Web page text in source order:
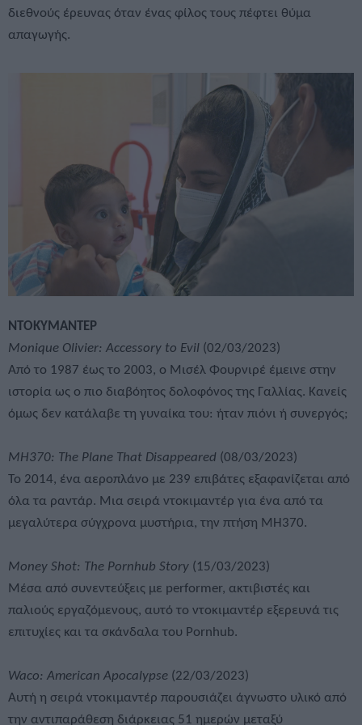
διεθνούς έρευνας όταν ένας φίλος τους πέφτει θύμα
απαγωγής.
ΝΤΟΚΥΜΑΝΤΕΡ
Monique Olivier: Accessory to Evil (02/03/2023)
Από το 1987 έως το 2003, ο Μισέλ Φουρνιρέ έμεινε στην
ιστορία ως ο πιο διαβόητος δολοφόνος της Γαλλίας. Κανείς
όμως δεν κατάλαβε τη γυναίκα του: ήταν πιόνι ή συνεργός;
MH370: The Plane That Disappeared (08/03/2023)
Το 2014, ένα αεροπλάνο με 239 επιβάτες εξαφανίζεται από
όλα τα ραντάρ. Μια σειρά ντοκιμαντέρ για ένα από τα
μεγαλύτερα σύγχρονα μυστήρια, την πτήση MH370.
Money Shot: The Pornhub Story (15/03/2023)
Μέσα από συνεντεύξεις με performer, ακτιβιστές και
παλιούς εργαζόμενους, αυτό το ντοκιμαντέρ εξερευνά τις
επιτυχίες και τα σκάνδαλα του Pornhub.
Waco: American Apocalypse (22/03/2023)
Αυτή η σειρά ντοκιμαντέρ παρουσιάζει άγνωστο υλικό από
την αντιπαράθεση διάρκειας 51 ημερών μεταξύ